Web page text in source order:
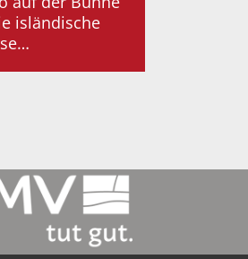
isländische